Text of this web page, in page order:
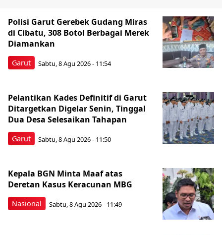
Garut
Polisi Garut Gerebek Gudang Miras
di Cibatu, 308 Botol Berbagai Merek
Diamankan
Sabtu, 8 Agu 2026 - 11:54
Garut
Pelantikan Kades Definitif di Garut
Ditargetkan Digelar Senin, Tinggal
Dua Desa Selesaikan Tahapan
Sabtu, 8 Agu 2026 - 11:50
Nasional
Kepala BGN Minta Maaf atas
Deretan Kasus Keracunan MBG
Sabtu, 8 Agu 2026 - 11:49